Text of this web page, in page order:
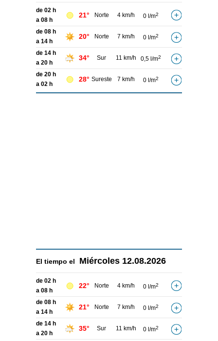
de 02 h
a 08 h
21° Norte 4 km/h 0 l/m2
de 08 h
a 14 h
20° Norte 7 km/h 0 l/m2
de 14 h
a 20 h
34° Sur 11 km/h 0,5 l/m2
de 20 h
a 02 h
28° Sureste 7 km/h 0 l/m2
El tiempo el Miércoles 12.08.2026
de 02 h
a 08 h
22° Norte 4 km/h 0 l/m2
de 08 h
a 14 h
21° Norte 7 km/h 0 l/m2
de 14 h
a 20 h
35° Sur 11 km/h 0 l/m2